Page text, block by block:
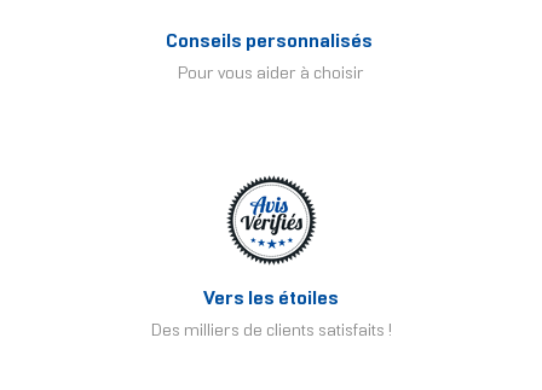
Conseils personnalisés
Pour vous aider à choisir
Vers les étoiles
Des milliers de clients satisfaits !